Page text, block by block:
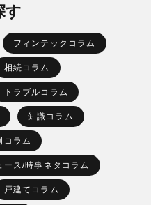
す
フィンテックコラム
相続コラム
トラブルコラム
知識コラム
コラム
ース/時事ネタコラム
戸建てコラム